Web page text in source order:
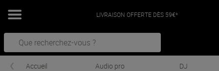
LIVRAISON OFFERTE DÈS 59€*
Accueil Audio pro DJ